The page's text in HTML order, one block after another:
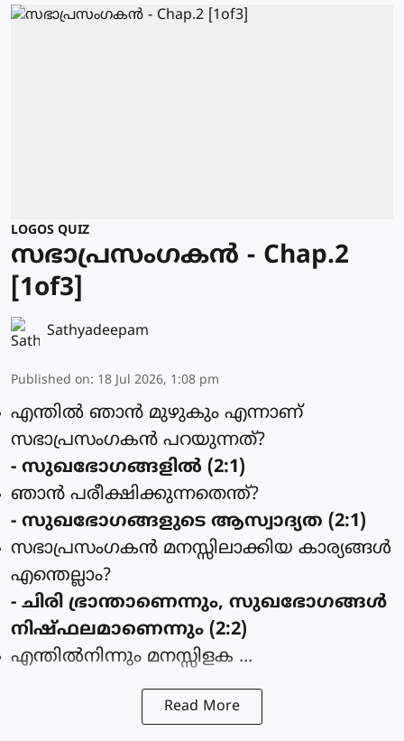
LOGOS QUIZ
സഭാപ്രസംഗകൻ - Chap.2
[1of3]
Sathyadeepam
Published on: 18 Jul 2026, 1:08 pm
എന്തില്‍ ഞാന്‍ മുഴുകും എന്നാണ്
സഭാപ്രസംഗകന്‍ പറയുന്നത്?
- സുഖഭോഗങ്ങളില്‍ (2:1)
ഞാന്‍ പരീക്ഷിക്കുന്നതെന്ത്?
- സുഖഭോഗങ്ങളുടെ ആസ്വാദ്യത (2:1)
സഭാപ്രസംഗകന്‍ മനസ്സിലാക്കിയ കാര്യങ്ങള്‍
എന്തെല്ലാം?
- ചിരി ഭ്രാന്താണെന്നും, സുഖഭോഗങ്ങള്‍
നിഷ്ഫലമാണെന്നും (2:2)
എന്തില്‍നിന്നും മനസ്സിളക ...
Read More